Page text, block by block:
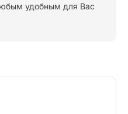
удобным для Вас